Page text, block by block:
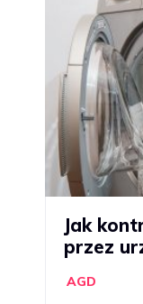
Jak
przez
AGD